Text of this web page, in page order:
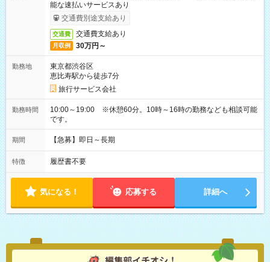
能な速払いサービスあり
交通費別途支給あり
交通費 交通費支給あり
月収例 30万円～
勤務地
東京都渋谷区
恵比寿駅から徒歩7分
旅行サービス会社
勤務時間
10:00～19:00 ※休憩60分。10時～16時の勤務なども相談可能
です。
期間 【急募】即日～長期
特徴 履歴書不要
気になる！ 応募する 詳細へ